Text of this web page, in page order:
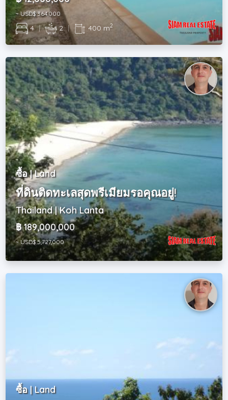
~ USD$ 364,000
4 | 2 | 400 m2
ซื้อ | Land
ที่ดินติดทะเลสุดพรีเมียมรอคุณอยู่!
Thailand | Koh Lanta
฿ 189,000,000
~ USD$ 5,727,000
ซื้อ | Land